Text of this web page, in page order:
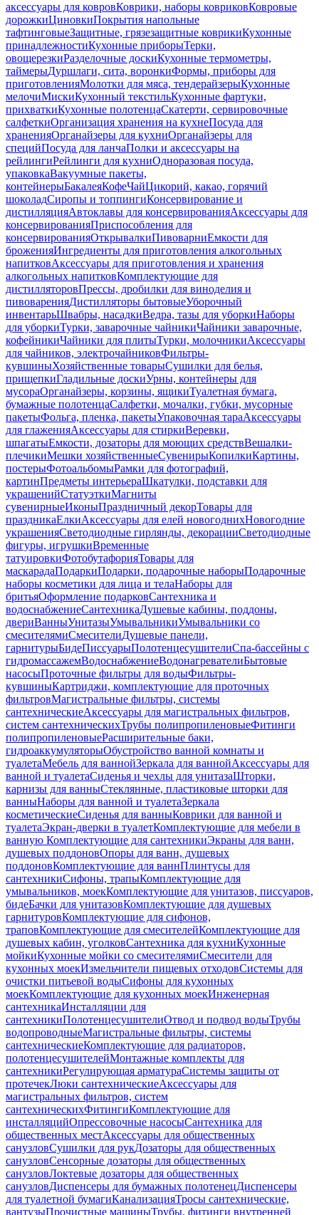
аксессуары для ковровКоврики, наборы ковриковКовровые
дорожкиЦиновкиПокрытия напольные
тафтинговыеЗащитные, грязезащитные коврикиКухонные
принадлежностиКухонные приборыТерки,
овощерезкиРазделочные доскиКухонные термометры,
таймерыДуршлаги, сита, воронкиФормы, приборы для
приготовленияМолотки для мяса, тендерайзерыКухонные
мелочиМискиКухонный текстильКухонные фартуки,
прихваткиКухонные полотенцаСкатерти, сервировочные
салфеткиОрганизация хранения на кухнеПосуда для
храненияОрганайзеры для кухниОрганайзеры для
специйПосуда для ланчаПолки и аксессуары на
рейлингиРейлинги для кухниОдноразовая посуда,
упаковкаВакуумные пакеты,
контейнерыБакалеяКофеЧайЦикорий, какао, горячий
шоколадСиропы и топпингиКонсервирование и
дистилляцияАвтоклавы для консервированияАксессуары для
консервированияПриспособления для
консервированияОткрывалкиПивоварниЕмкости для
броженияИнгредиенты для приготовления алкогольных
напитковАксессуары для приготовления и хранения
алкогольных напитковКомплектующие для
дистилляторовПрессы, дробилки для виноделия и
пивоваренияДистилляторы бытовыеУборочный
инвентарьШвабры, насадкиВедра, тазы для уборкиНаборы
для уборкиТурки, заварочные чайникиЧайники заварочные,
кофейникиЧайники для плитыТурки, молочникиАксессуары
для чайников, электрочайниковФильтры-
кувшиныХозяйственные товарыСушилки для белья,
прищепкиГладильные доскиУрны, контейнеры для
мусораОрганайзеры, корзины, ящикиТуалетная бумага,
бумажные полотенцаСалфетки, мочалки, губки, мусорные
пакетыФольга, пленка, пакетыУпаковочная тараАксессуары
для глаженияАксессуары для стиркиВеревки,
шпагатыЕмкости, дозаторы для моющих средствВешалки-
плечикиМешки хозяйственныеСувенирыКопилкиКартины,
постерыФотоальбомыРамки для фотографий,
картинПредметы интерьераШкатулки, подставки для
украшенийСтатуэткиМагниты
сувенирныеИконыПраздничный декорТовары для
праздникаЕлкиАксессуары для елей новогоднихНовогодние
украшенияСветодиодные гирлянды, декорацииСветодиодные
фигуры, игрушкиВременные
татуировкиФотобутафорияТовары для
маскарадаПодаркиПодарки, подарочные наборыПодарочные
наборы косметики для лица и телаНаборы для
бритьяОформление подарковСантехника и
водоснабжениеСантехникаДушевые кабины, поддоны,
двериВанныУнитазыУмывальникиУмывальники со
смесителямиСмесителиДушевые панели,
гарнитурыБидеПиссуарыПолотенцесушителиСпа-бассейны с
гидромассажемВодоснабжениеВодонагревателиБытовые
насосыПроточные фильтры для водыФильтры-
кувшиныКартриджи, комплектующие для проточных
фильтровМагистральные фильтры, системы
сантехническиеАксессуары для магистральных фильтров,
систем сантехническихТрубы полипропиленовыеФитинги
полипропиленовыеРасширительные баки,
гидроаккумуляторыОбустройство ванной комнаты и
туалетаМебель для ваннойЗеркала для ваннойАксессуары для
ванной и туалетаСиденья и чехлы для унитазаШторки,
карнизы для ванныСтеклянные, пластиковые шторки для
ванныНаборы для ванной и туалетаЗеркала
косметическиеСиденья для ванныКоврики для ванной и
туалетаЭкран-дверки в туалетКомплектующие для мебели в
ванную Комплектующие для сантехникиЭкраны для ванн,
душевых поддоновОпоры для ванн, душевых
поддоновКомплектующие для ваннПлинтусы для
сантехникиСифоны, трапыКомплектующие для
умывальников, моекКомплектующие для унитазов, писсуаров,
бидеБачки для унитазовКомплектующие для душевых
гарнитуровКомплектующие для сифонов,
траповКомплектующие для смесителейКомплектующие для
душевых кабин, уголковСантехника для кухниКухонные
мойкиКухонные мойки со смесителямиСмесители для
кухонных моекИзмельчители пищевых отходовСистемы для
очистки питьевой водыСифоны для кухонных
моекКомплектующие для кухонных моекИнженерная
сантехникаИнсталляции для
сантехникиПолотенцесушителиОтвод и подвод водыТрубы
водопроводныеМагистральные фильтры, системы
сантехническиеКомплектующие для радиаторов,
полотенцесушителейМонтажные комплекты для
сантехникиРегулирующая арматураСистемы защиты от
протечекЛюки сантехническиеАксессуары для
магистральных фильтров, систем
сантехническихФитингиКомплектующие для
инсталляцийОпрессовочные насосыСантехника для
общественных местАксессуары для общественных
санузловСушилки для рукДозаторы для общественных
санузловСенсорные дозаторы для общественных
санузловЛоктевые дозаторы для общественных
санузловДиспенсеры для бумажных полотенецДиспенсеры
для туалетной бумагиКанализацияТросы сантехнические,
вантузыПрочистные машиныТрубы, фитинги внутренней